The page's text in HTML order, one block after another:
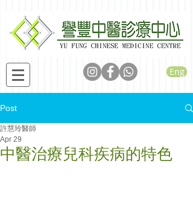
Eng
Post
中醫治療兒科疾病的特色
許慧玲醫師
Apr 29